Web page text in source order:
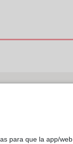
para que la app/web